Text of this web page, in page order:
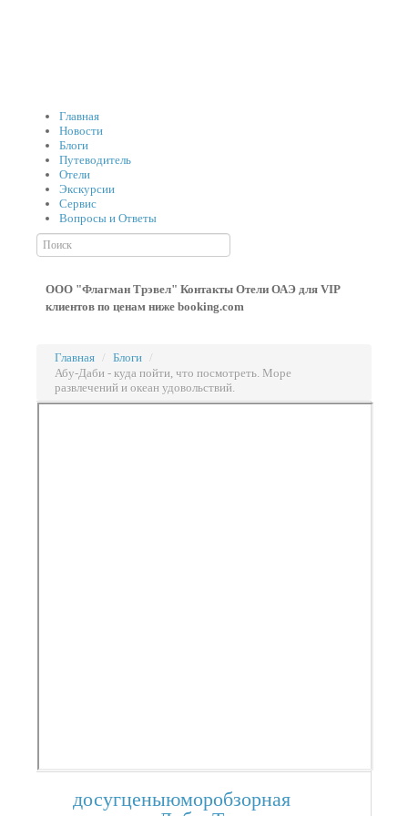
Главная
Новости
Блоги
Путеводитель
Отели
Экскурсии
Сервис
Вопросы и Ответы
ООО "Флагман Трэвел" Контакты Отели ОАЭ для VIP
клиентов по ценам ниже booking.com
Главная / Блоги /
Абу-Даби - куда пойти, что посмотреть. Море
развлечений и океан удовольствий.
досугценыюморобзорная